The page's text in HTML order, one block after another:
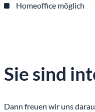
Homeoffice möglich
Sie sind
Dann freuen wir uns